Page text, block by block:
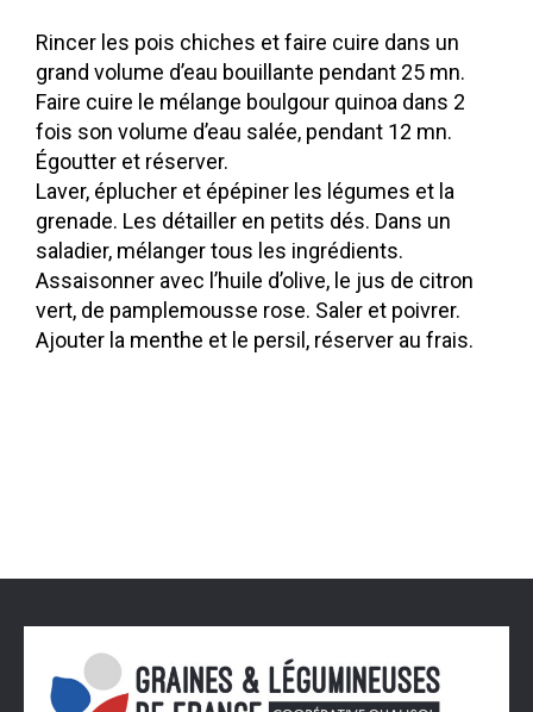
Rincer les pois chiches et faire cuire dans un
grand volume d’eau bouillante pendant 25 mn.
Faire cuire le mélange boulgour quinoa dans 2
fois son volume d’eau salée, pendant 12 mn.
Égoutter et réserver.
Laver, éplucher et épépiner les légumes et la
grenade. Les détailler en petits dés. Dans un
saladier, mélanger tous les ingrédients.
Assaisonner avec l’huile d’olive, le jus de citron
vert, de pamplemousse rose. Saler et poivrer.
Ajouter la menthe et le persil, réserver au frais.